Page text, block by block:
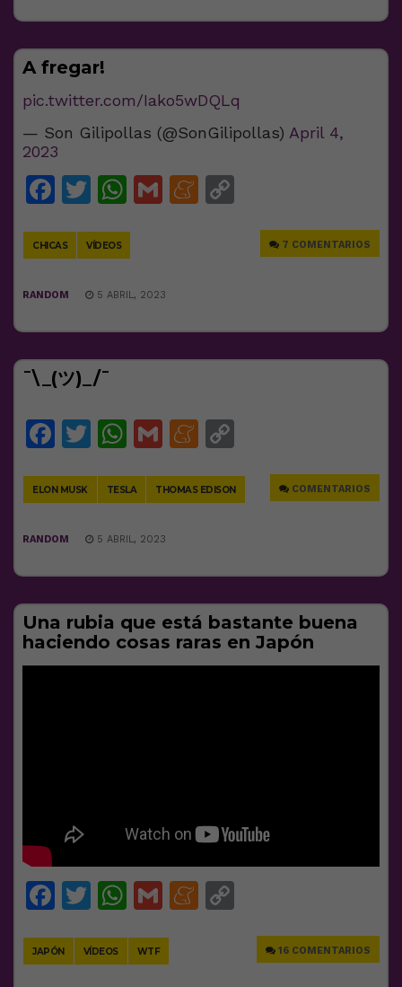
A fregar!
pic.twitter.com/Iako5wDQLq
— Son Gilipollas (@SonGilipollas) April 4,
2023
Facebook
Twitter
WhatsApp
GmailMeneame
CHICAS VÍDEOS 7 COMENTARIOS
RANDOM 5 ABRIL, 2023
¯\_(ツ)_/¯
Facebook
Twitter
WhatsApp
GmailMeneame
ELON MUSK TESLA THOMAS EDISON COMENTARIOS
RANDOM 5 ABRIL, 2023
Una rubia que está bastante buena
haciendo cosas raras en Japón
Facebook
Twitter
WhatsApp
GmailMeneame
JAPÓN VÍDEOS WTF 16 COMENTARIOS